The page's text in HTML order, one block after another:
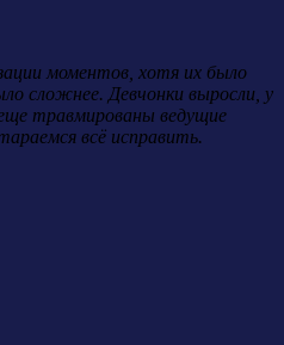
моментов, хотя их было
сложнее. Девчонки выросли, у
травмированы ведущие
всё исправить.